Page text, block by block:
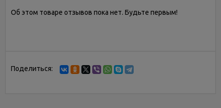
Об этом товаре отзывов пока нет. Будьте первым!
Поделиться: